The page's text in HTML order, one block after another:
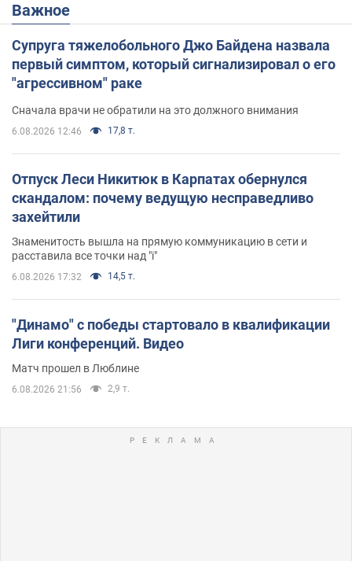
Важное
Супруга тяжелобольного Джо Байдена назвала
первый симптом, который сигнализировал о его
"агрессивном" раке
Сначала врачи не обратили на это должного внимания
6.08.2026 12:46 17,8 т.
Отпуск Леси Никитюк в Карпатах обернулся
скандалом: почему ведущую несправедливо
захейтили
Знаменитость вышла на прямую коммуникацию в сети и
расставила все точки над "i"
6.08.2026 17:32 14,5 т.
"Динамо" с победы стартовало в квалификации
Лиги конференций. Видео
Матч прошел в Люблине
6.08.2026 21:56 2,9 т.